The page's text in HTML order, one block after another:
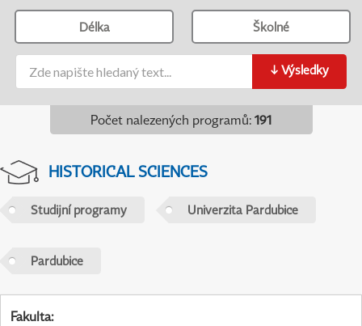
Délka Školné
↓ Výsledky
Počet nalezených programů: 191
HISTORICAL SCIENCES
Studijní programy Univerzita Pardubice
Pardubice
Fakulta: